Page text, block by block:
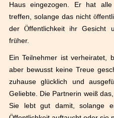
Haus eingezogen. Er hat
treffen, solange das nicht ö
derÖffentlichkeit ihr Gesicht
früher.
Ein Teilnehmer ist verheiratet,
aber bewusst keine Treue
zuhause glücklich und ausgefü
Geliebte. Die Partnerin weißdas,
Sie lebt gut damit, solange